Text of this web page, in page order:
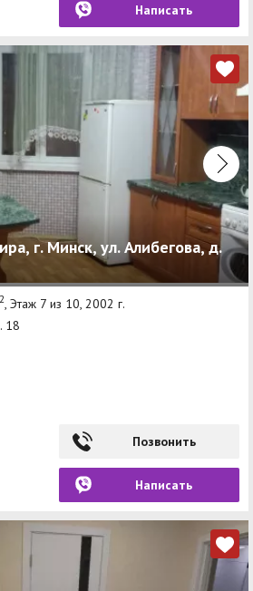
Написать
г. Минск, ул. Алибегова, д.
2, Этаж 7 из 10, 2002 г.
18
Позвонить
Написать